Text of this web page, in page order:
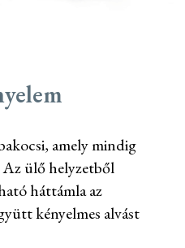
amely mindig
ülő helyzetből
háttámla az
kényelmes alvást